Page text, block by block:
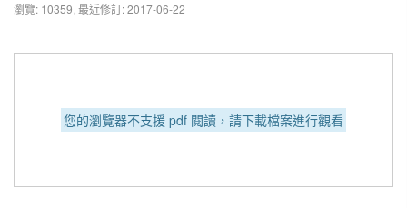
瀏覽: 10359, 最近修訂: 2017-06-22
您的瀏覽器不支援 pdf 閱讀，請下載檔案進行觀看